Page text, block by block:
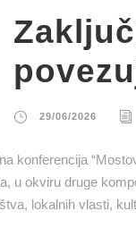
29/06/2026
konferencija
u okviru druge
lokalnih vlasti,